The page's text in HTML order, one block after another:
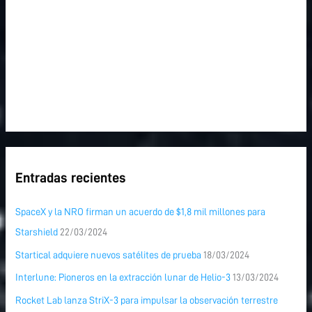
Entradas recientes
SpaceX y la NRO firman un acuerdo de $1,8 mil millones para
Starshield 22/03/2024
Startical adquiere nuevos satélites de prueba 18/03/2024
Interlune: Pioneros en la extracción lunar de Helio-3 13/03/2024
Rocket Lab lanza StriX-3 para impulsar la observación terrestre